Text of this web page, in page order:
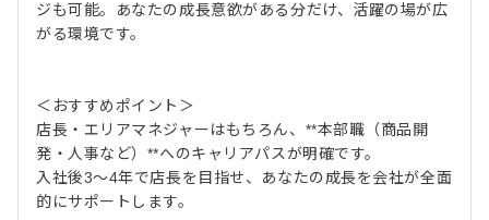
ジも可能。あなたの成長意欲がある分だけ、活躍の場が広
がる環境です。
＜おすすめポイント＞
店長・エリアマネジャーはもちろん、**本部職（商品開
発・人事など）**へのキャリアパスが明確です。
入社後3〜4年で店長を目指せ、あなたの成長を会社が全面
的にサポートします。